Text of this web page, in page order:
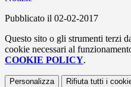
Pubblicato il 02-02-2017
Questo sito o gli strumenti terzi
cookie necessari al
COOKIE POLICY.
Personalizza Rifiuta tutti i